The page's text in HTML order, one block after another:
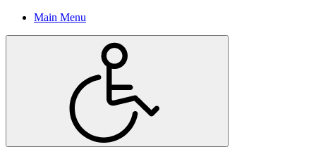
Main Menu